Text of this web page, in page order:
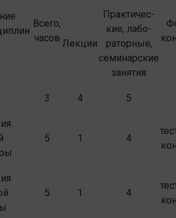
Всего,
часов Лекции
Практичес­
кие, лабо­
раторные,
семинарские
занятия
3 4 5
5 1 4
5 1 4